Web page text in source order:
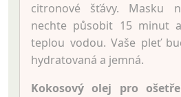
citronové šťávy. Masku
nechte působit 15 minut
teplou vodou. Vaše pleť
hydratovaná a jemná.
Kokosový olej pro